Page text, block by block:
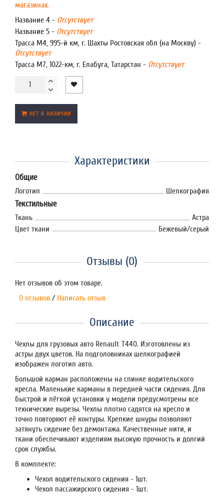
магазинах.
Название 4 - Отсутствует
Название 5 - Отсутствует
Трасса М4, 995-й км, г. Шахты Ростовская обл (на Москву) -
Отсутствует
Трасса М7, 1022-км, г. Елабуга, Татарстан - Отсутствует
НЕТ В НАЛИЧИИ
Характеристики
Общие
Логотип Шелкография
Текстильные
Ткань
Астра
Цвет ткани
Бежевый/серый
Отзывы (0)
Нет отзывов об этом товаре.
0 отзывов / Написать отзыв
Описание
Чехлы для грузовых авто Renault T440. Изготовлены из
астры двух цветов. На подголовниках шелкографией
изображен логотип авто.
Большой карман расположены на спинке водительского
кресла. Маленькие карманы в передней части сидения. Для
быстрой и лёгкой установки у модели предусмотрены все
технические вырезы. Чехлы плотно садятся на кресло и
точно повторяют её контуры. Крепкие шнуры позволяют
затянуть сидение без демонтажа. Качественные нити, и
ткани обеспечивают изделиям высокую прочность и долгий
срок службы.
В комплекте:
Чехол водительского сидения - 1шт.
Чехол пассажирского сидения - 1шт.